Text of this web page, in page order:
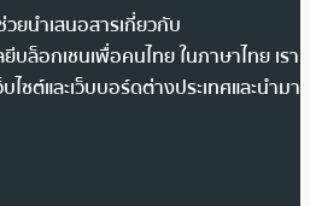
ยนำเสนอสารเกี่ยวกับ
บล็อกเชนเพื่อคนไทย ในภาษาไทย เรา
ซต์และเว็บบอร์ดต่างประเทศและนำมา